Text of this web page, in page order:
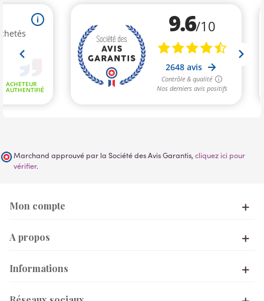
Marchand approuvé par la Société des Avis Garantis, cliquez ici pour
vérifier.
Mon compte
A propos
Informations